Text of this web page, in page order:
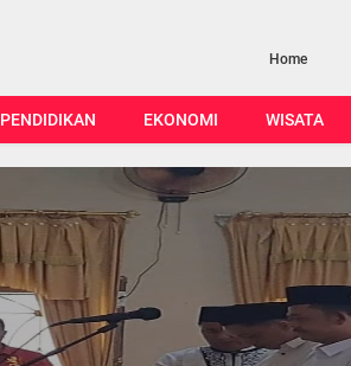
Home
PENDIDIKAN EKONOMI WISATA